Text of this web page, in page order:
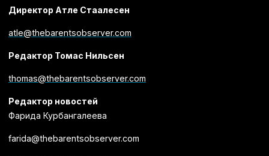
Директор Атле Стаалесен
atle@thebarentsobserver.com
Редактор Томас Нильсен
thomas@thebarentsobserver.com
Редактор новостей
Фарида Курбангалеева
farida@thebarentsobserver.com